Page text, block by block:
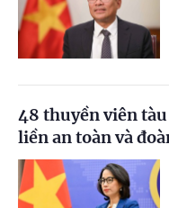
48 thuyền viên
liền an toàn và